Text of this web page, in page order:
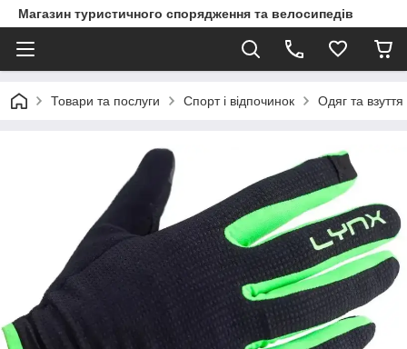
Магазин туристичного спорядження та велосипедів
Товари та послуги Спорт і відпочинок Одяг та